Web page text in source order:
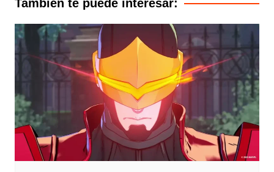
También te puede interesar: